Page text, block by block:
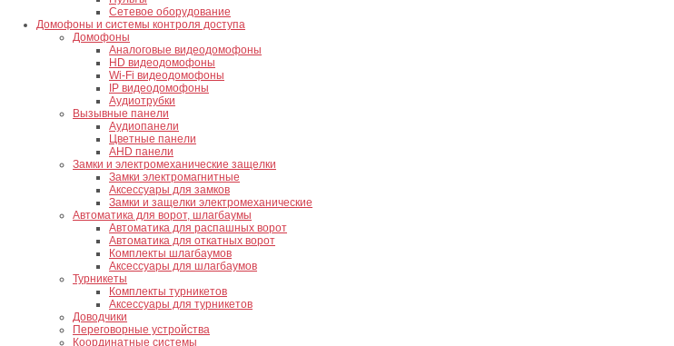
Сетевое оборудование
Домофоны и системы контроля доступа
Домофоны
Аналоговые видеодомофоны
HD видеодомофоны
Wi-Fi видеодомофоны
IP видеодомофоны
Аудиотрубки
Вызывные панели
Аудиопанели
Цветные панели
AHD панели
Замки и электромеханические защелки
Замки электромагнитные
Аксессуары для замков
Замки и защелки электромеханические
Автоматика для ворот, шлагбаумы
Автоматика для распашных ворот
Автоматика для откатных ворот
Комплекты шлагбаумов
Аксессуары для шлагбаумов
Турникеты
Комплекты турникетов
Аксессуары для турникетов
Доводчики
Переговорные устройства
Координатные системы